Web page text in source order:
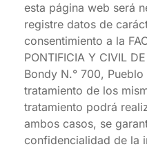
esta página web será
registre datos de
consentimiento a la
PONTIFICIA Y CIVIL
Bondy N.° 700,
tratamiento de los
tratamiento podrá
ambos casos, se
confidencialidad de la